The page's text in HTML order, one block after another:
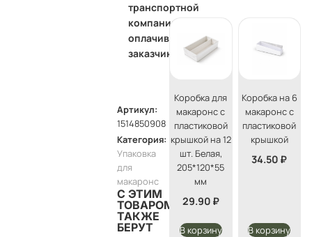
транспортной
компании
оплачивает
заказчик
Артикул:
1514850908
Категория:
Упаковка
для
макаронс
С ЭТИМ
ТОВАРОМ
ТАКЖЕ
БЕРУТ
Коробка для
макаронс с
пластиковой
крышкой на 12
шт. Белая,
205*120*55
мм
29.90 ₽
В корзину
Коробка на 6
макаронс с
пластиковой
крышкой
34.50 ₽
В корзину